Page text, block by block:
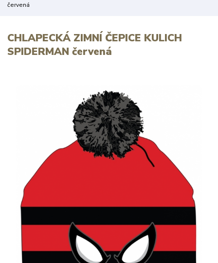
červená
CHLAPECKÁ ZIMNÍ ČEPICE KULICH
SPIDERMAN červená